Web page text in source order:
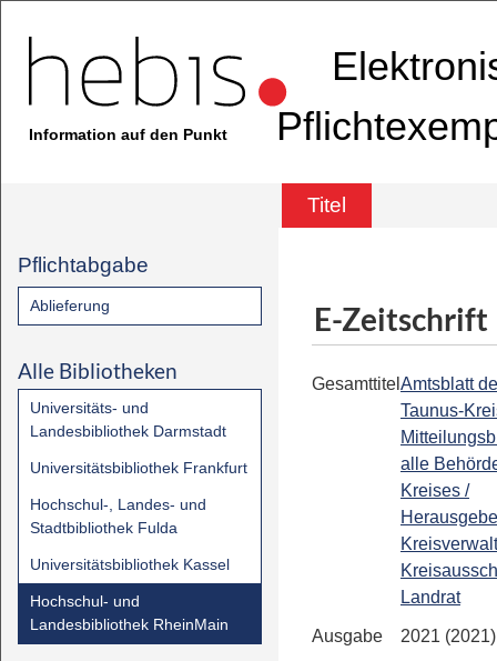
Information auf den Punkt
Titel
Pflichtabgabe
Ablieferung
Alle Bibliotheken
Universitäts- und
Landesbibliothek Darmstadt
Universitätsbibliothek Frankfurt
Hochschul-, Landes- und
Stadtbibliothek Fulda
Universitätsbibliothek Kassel
Hochschul- und
Landesbibliothek RheinMain
E-Zeitschrift
Gesamttitel Amtsblatt
Taunus-
alle
Kreises /
Landrat
Ausgabe
2021